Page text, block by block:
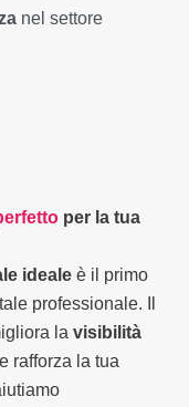
nel settore
per la tua
ideale è il primo
professionale. Il
la visibilità
rafforza la tua